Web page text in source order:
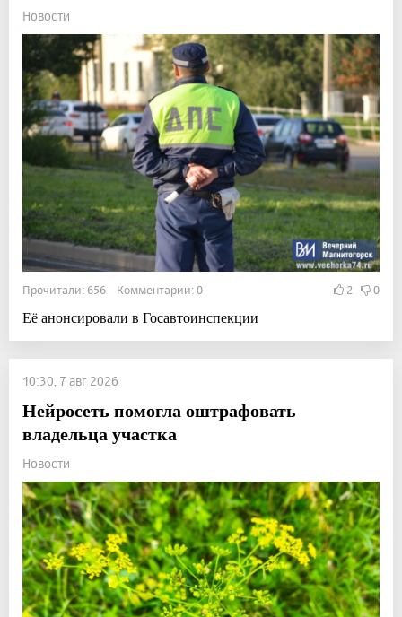
Новости
Прочитали: 656 Комментарии: 0 2 0
Её анонсировали в Госавтоинспекции
10:30, 7 авг 2026
Нейросеть помогла оштрафовать
владельца участка
Новости